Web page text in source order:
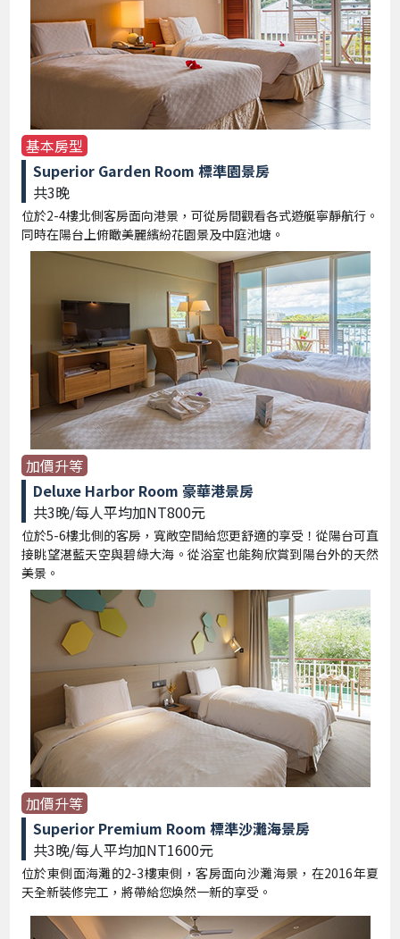
基本房型
Superior Garden Room 標準園景房
共3晚
位於2-4樓北側客房面向港景，可從房間觀看各式遊艇寧靜航行。
同時在陽台上俯瞰美麗繽紛花園景及中庭池塘。
加價升等
Deluxe Harbor Room 豪華港景房
共3晚/每人平均加NT800元
位於5-6樓北側的客房，寬敞空間給您更舒適的享受！從陽台可直
接眺望湛藍天空與碧綠大海。從浴室也能夠欣賞到陽台外的天然
美景。
加價升等
Superior Premium Room 標準沙灘海景房
共3晚/每人平均加NT1600元
位於東側面海灘的2-3樓東側，客房面向沙灘海景，在2016年夏
天全新裝修完工，將帶給您煥然一新的享受。